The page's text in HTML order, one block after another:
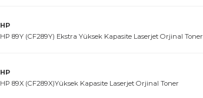
HP
HP 89Y (CF289Y) Ekstra Yüksek Kapasite Laserjet Orjinal Toner
HP
HP 89X (CF289X)Yüksek Kapasite Laserjet Orjinal Toner